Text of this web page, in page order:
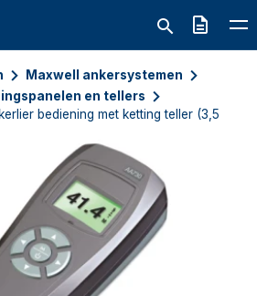
Offerte
Maxwell ankersystemen
en tellers
bediening met ketting teller (3,5 mtr